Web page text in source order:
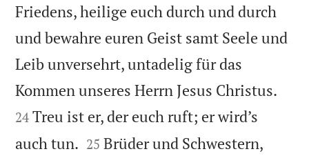
Friedens, heilige euch durch und durch
und bewahre euren Geist samt Seele und
Leib unversehrt, untadelig für das
Kommen unseres Herrn Jesus Christus.
24 Treu ist er, der euch ruft; er wird’s
auch tun. 

25 Brüder und Schwestern,